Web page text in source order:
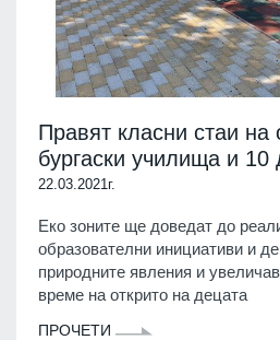
Правят класни стаи на
бургаски училища и 10
22.03.2021г.
Еко зоните ще доведат до
образователни инициативи и
природните явления и
време на открито на децата
ПРОЧЕТИ